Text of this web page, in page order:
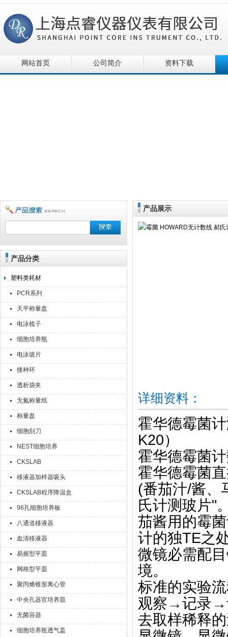
上海点睿仪器仪表有限公司
网站首页 公司简介 资料下载
产品分类
塑料类耗材
PCR系列
天平称量盘
电泳梳子
细胞培养瓶
电泳玻片
接种环
透析袋夹
无氮称量纸
称量盘
细胞刮刀
NEST细胞培养
CKSLAB
移液器加样器吸头
CKSLAB程序降温盒
96孔细胞培养板
八通道移液器
血清移液器
易握型平皿
网格型平皿
聚丙烯锥形离心管
中央孔器官培养皿
无菌容器
细胞培养瓶透气盖
产品展示
详细资料：
霍华德霉菌
K20）
霍华德霉菌
霍华德霉菌
(番茄汁/酱、
氏计测玻片"
茄酱用的霉
计的独TE之
微镜必需配
境。
标准的实验
观察→记录→
去取样稀释